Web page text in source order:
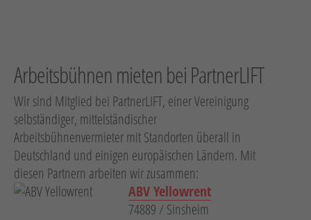
Verbinden
Wassertechnik
Reinigung
Vakuumtechnik
Hebetechnik
Schotter-/Betonbearbeitung
Arbeitsbühnen mieten bei PartnerLIFT
Wir sind Mitglied bei PartnerLIFT, einer Vereinigung
selbständiger, mittelständischer
Arbeitsbühnenvermieter mit Standorten überall in
Deutschland und einigen europäischen Ländern. Mit
diesen Partnern arbeiten wir zusammen:
ABV Yellowrent
74889 / Sinsheim